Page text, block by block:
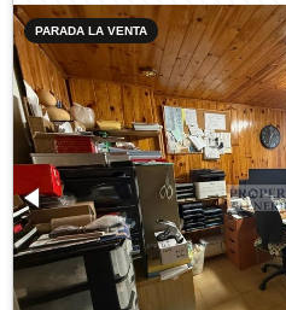
PARADA LA VENTA